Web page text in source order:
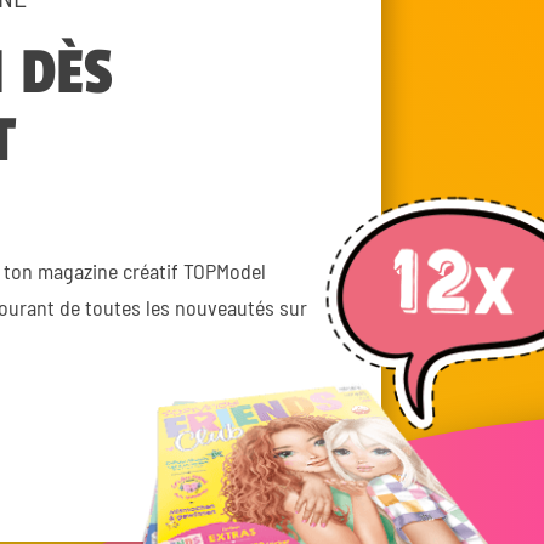
magazine créatif TOPModel
de toutes les nouveautés sur